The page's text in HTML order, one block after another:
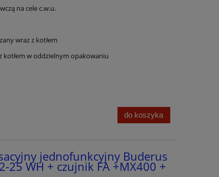
na cele c.w.u.
wraz z kotłem
kotłem w oddzielnym opakowaniu
do koszyka
jednofunkcyjny Buderus
25 WH + czujnik FA +MX400 +